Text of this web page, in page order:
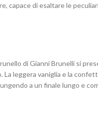
capace di esaltare le
di Gianni Brunelli si
leggera vaniglia e la
a un finale lungo e